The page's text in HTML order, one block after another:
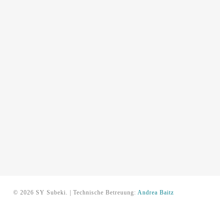
© 2026 SY Subeki. | Technische Betreuung: Andrea Baitz